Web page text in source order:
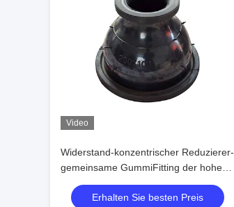
Video
Widerstand-konzentrischer Reduzierer-
gemeinsame GummiFitting der hohen
Temperatur
Erhalten Sie besten Preis